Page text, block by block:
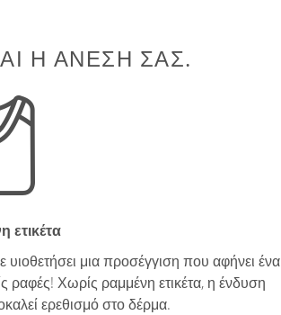
Η ΆΝΕΣΉ ΣΑΣ.
ετικέτα
μια προσέγγιση που αφήνει ένα
Χωρίς ραμμένη ετικέτα, η ένδυση
ερεθισμό στο δέρμα.